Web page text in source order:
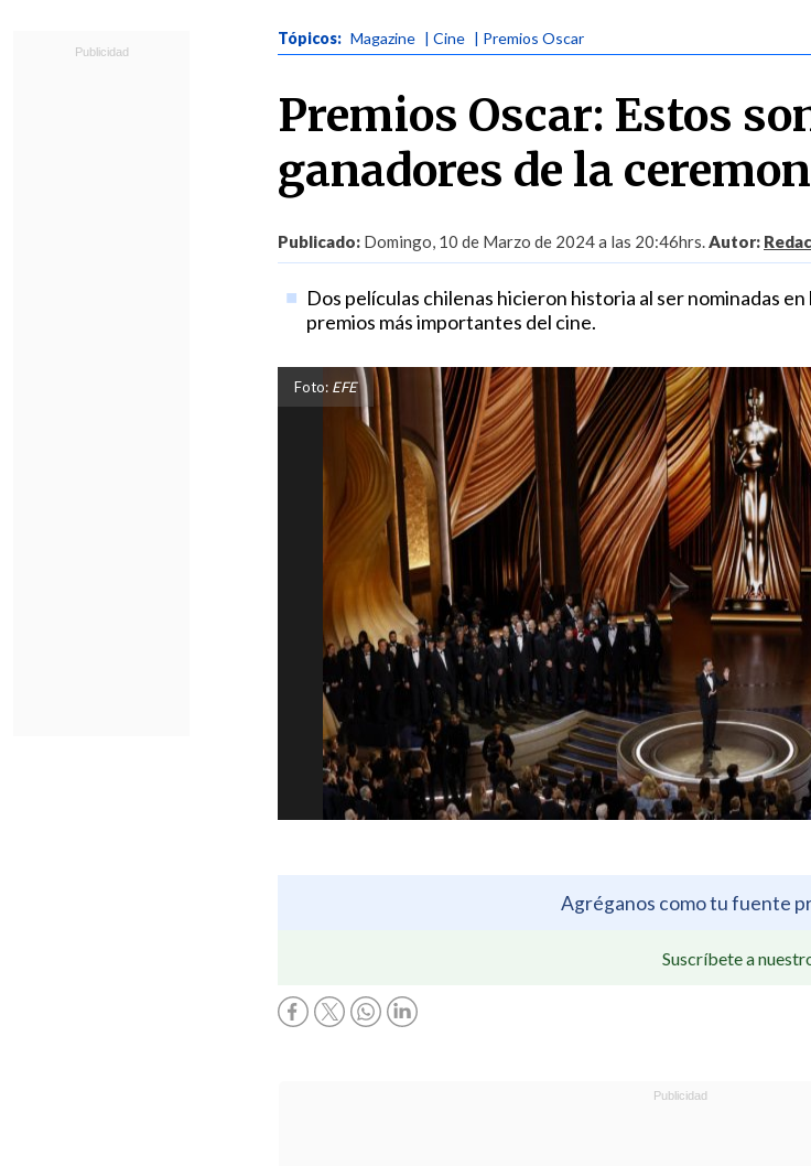
Tópicos: Magazine | Cine | Premios Oscar
Premios Oscar: Estos
ganadores de la
Publicado: Domingo, 10 de Marzo de 2024 a las 20:46hrs.Autor:
Dos películas chilenas hicieron historia al ser nominadas
premios más importantes del cine.
Foto: EFE
Agréganos como tu fuente
Suscríbete a